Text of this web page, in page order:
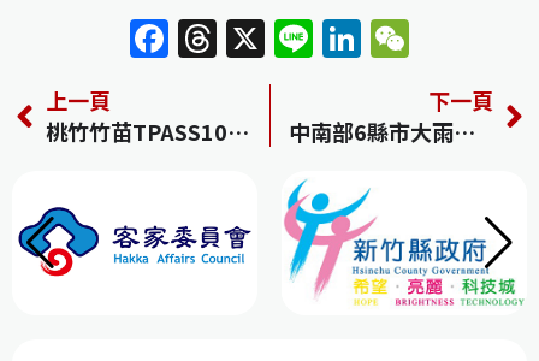
F
c
e
o
o
T
re
a
s
X Li
e
Li
k
e
dI
n
e
C
h
上一頁
桃竹竹苗TPASS10月上路 估5萬人受惠
下一頁
中南部6縣市大雨特報！高屏防大雷雨轟炸